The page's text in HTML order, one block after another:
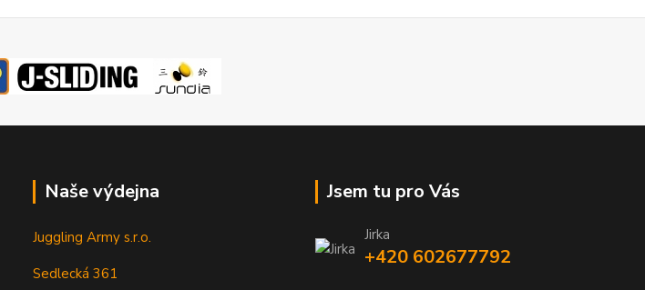
Naše výdejna
Juggling Army s.r.o.
Sedlecká 361
Jsem tu pro Vás
Jirka
+420 602677792